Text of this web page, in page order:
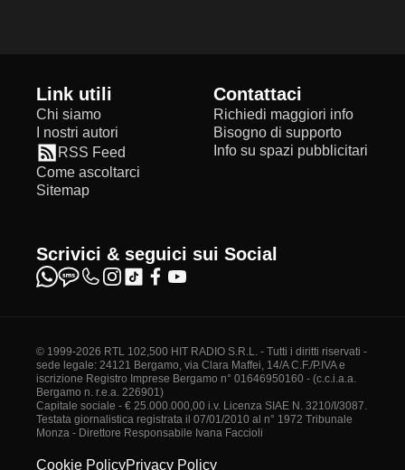
Link utili
Chi siamo
I nostri autori
RSS Feed
Come ascoltarci
Sitemap
Contattaci
Richiedi maggiori info
Bisogno di supporto
Info su spazi pubblicitari
Scrivici & seguici sui Social
© 1999-2026 RTL 102,500 HIT RADIO S.R.L. - Tutti i diritti riservati -
sede legale: 24121 Bergamo, via Clara Maffei, 14/A C.F./P.IVA e
iscrizione Registro Imprese Bergamo n° 01646950160 - (c.c.i.a.a.
Bergamo n. r.e.a. 226901)
Capitale sociale - € 25.000.000,00 i.v. Licenza SIAE N. 3210/I/3087.
Testata giornalistica registrata il 07/01/2010 al n° 1972 Tribunale
Monza - Direttore Responsabile Ivana Faccioli
Cookie PolicyPrivacy Policy